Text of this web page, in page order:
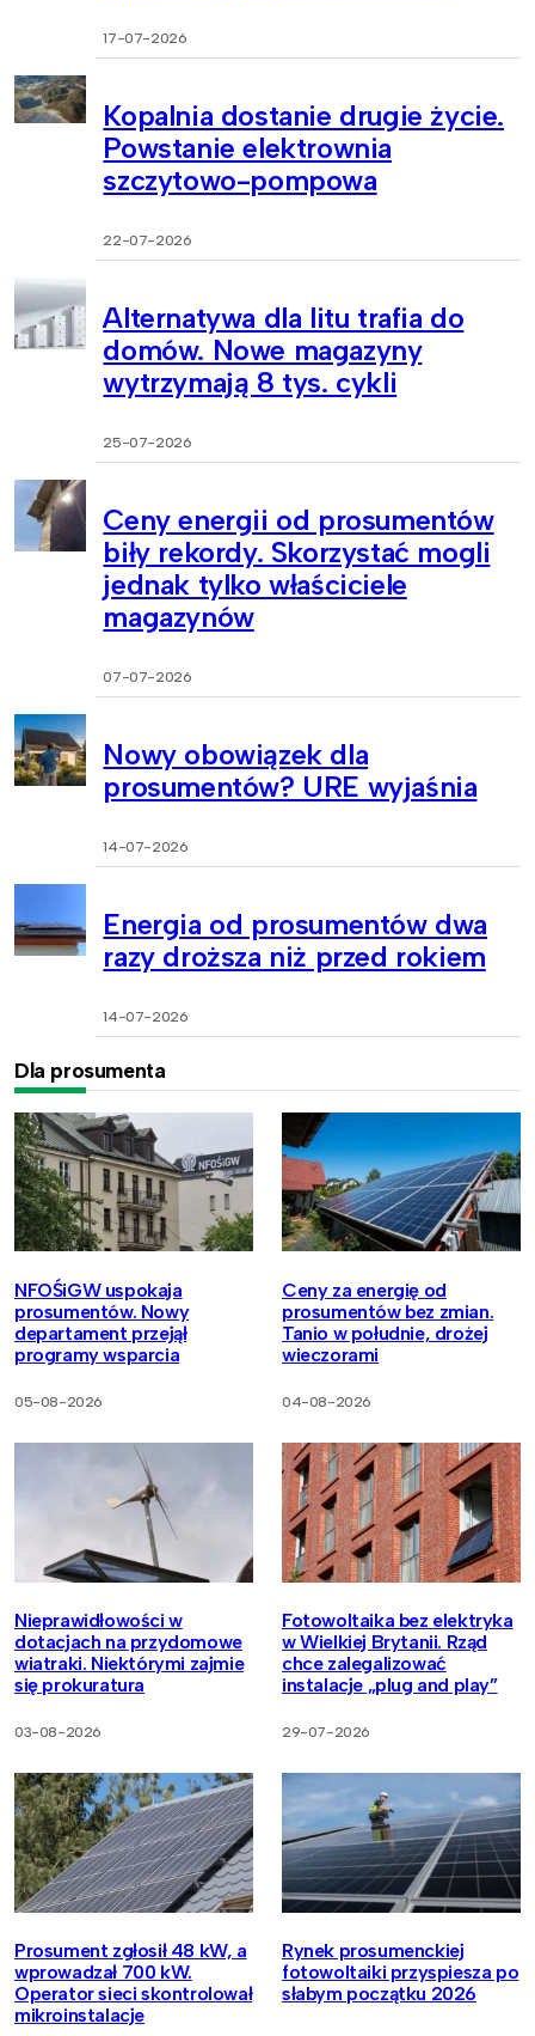
17-07-2026
Kopalnia dostanie drugie życie.
Powstanie elektrownia
szczytowo-pompowa
22-07-2026
Alternatywa dla litu trafia do
domów. Nowe magazyny
wytrzymają 8 tys. cykli
25-07-2026
Ceny energii od prosumentów
biły rekordy. Skorzystać mogli
jednak tylko właściciele
magazynów
07-07-2026
Nowy obowiązek dla
prosumentów? URE wyjaśnia
14-07-2026
Energia od prosumentów dwa
razy droższa niż przed rokiem
14-07-2026
Dla prosumenta
NFOŚiGW uspokaja
prosumentów. Nowy
departament przejął
programy wsparcia
05-08-2026
Ceny za energię od
prosumentów bez zmian.
Tanio w południe, drożej
wieczorami
04-08-2026
Nieprawidłowości w
dotacjach na przydomowe
wiatraki. Niektórymi zajmie
się prokuratura
03-08-2026
Fotowoltaika bez elektryka
w Wielkiej Brytanii. Rząd
chce zalegalizować
instalacje „plug and play”
29-07-2026
Prosument zgłosił 48 kW, a
wprowadzał 700 kW.
Operator sieci skontrolował
mikroinstalacje
Rynek prosumenckiej
fotowoltaiki przyspiesza po
słabym początku 2026